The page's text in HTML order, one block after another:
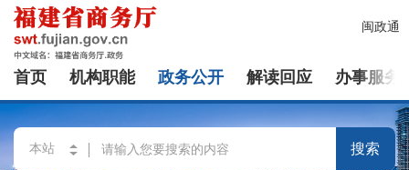
闽政通
首页 机构职能 政务公开 解读回应 办事服务
搜索